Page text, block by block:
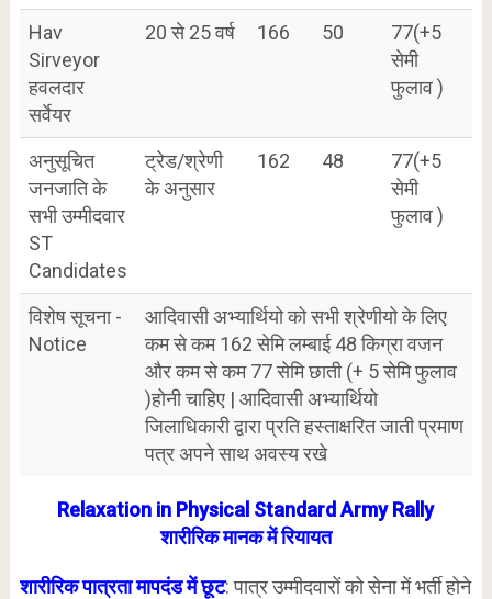
Hav
Sirveyor
हवलदार
सर्वेयर
20 से 25 वर्ष 166 50
77(+5
सेमी
फुलाव )
अनुसूचित
जनजाति के
सभी उम्मीदवार
ST
Candidates
ट्रेड/श्रेणी
के अनुसार
162 48
77(+5
सेमी
फुलाव )
विशेष सूचना -
Notice
आदिवासी अभ्यार्थियो को सभी श्रेणीयो के लिए
कम से कम 162 सेमि लम्बाई 48 किग्रा वजन
और कम से कम 77 सेमि छाती (+ 5 सेमि फुलाव
)होनी चाहिए | आदिवासी अभ्यार्थियो
जिलाधिकारी द्वारा प्रति हस्ताक्षरित जाती प्रमाण
पत्र अपने साथ अवस्य रखे
Relaxation in Physical Standard Army Rally
शारीरिक मानक में रियायत
शारीरिक पात्रता मापदंड में छूट: पात्र उम्मीदवारों को सेना में भर्ती होने